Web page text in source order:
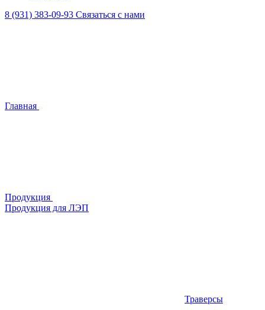
8 (931) 383-09-93 Связаться с нами
Главная
Продукция
Продукция для ЛЭП
Траверсы